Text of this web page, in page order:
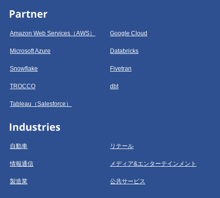
Amazon Web Services（AWS） Google Cloud
Microsoft Azure Databricks
Snowflake Fivetran
TROCCO dbt
Tableau（Salesforce）
自動車 リテール
情報通信 メディア&エンターテインメント
製造業 公共サービス